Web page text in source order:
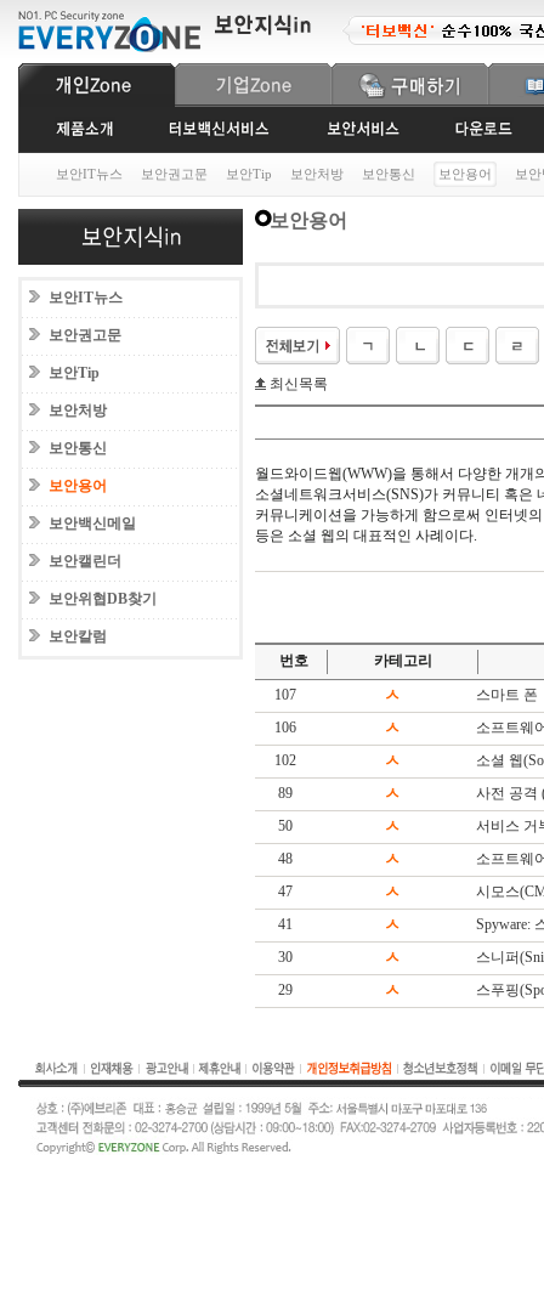
보안IT뉴스 보안권고문 보안Tip 보안처방 보안통신 보안용어 보
보안IT뉴스
보안권고문
보안Tip
보안처방
보안통신
보안용어
보안백신메일
보안캘린더
보안위협DB찾기
보안칼럼
보안용어
최신목록
월드와이드웹(WWW)을 통해서 다양한 개개
소셜네트워크서비스(SNS)가 커뮤니티 혹은
커뮤니케이션을 가능하게 함으로써 인터넷
등은 소셜 웹의 대표적인 사례이다.
번호
카테고리
107
ㅅ
스마트 폰
106
ㅅ
소프트웨
102
ㅅ
소셜 웹
89
ㅅ
사전 공격
50
ㅅ
서비스 거
48
ㅅ
소프트웨
47
ㅅ
시모스
41
ㅅ
Spyware:
30
ㅅ
스니퍼
29
ㅅ 스푸핑